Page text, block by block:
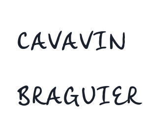
CAVAVIN
BRAGUIER